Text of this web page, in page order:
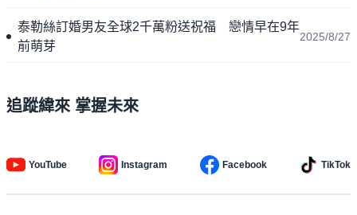
泰勒絲訂婚男友全球2千萬粉送祝福 戀情早在9年
前萌芽
2025/8/27
追蹤緯來 掌握未來
YouTube Instagram Facebook TikTok